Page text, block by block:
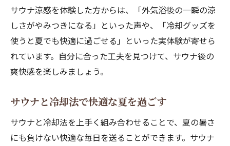
サウナ涼感を体験した方からは、「外気浴後の一瞬の涼
しさがやみつきになる」といった声や、「冷却グッズを
使うと夏でも快適に過ごせる」といった実体験が寄せら
れています。自分に合った工夫を見つけて、サウナ後の
爽快感を楽しみましょう。
サウナと冷却法で快適な夏を過ごす
サウナと冷却法を上手く組み合わせることで、夏の暑さ
にも負けない快適な毎日を送ることができます。サウナ